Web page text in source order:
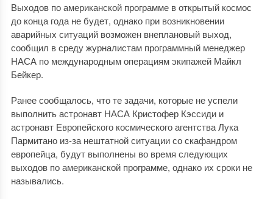
Выходов по американской программе в открытый космос
до конца года не будет, однако при возникновении
аварийных ситуаций возможен внеплановый выход,
сообщил в среду журналистам программный менеджер
НАСА по международным операциям экипажей Майкл
Бейкер.
Ранее сообщалось, что те задачи, которые не успели
выполнить астронавт НАСА Кристофер Кэссиди и
астронавт Европейского космического агентства Лука
Пармитано из-за нештатной ситуации со скафандром
европейца, будут выполнены во время следующих
выходов по американской программе, однако их сроки не
назывались.